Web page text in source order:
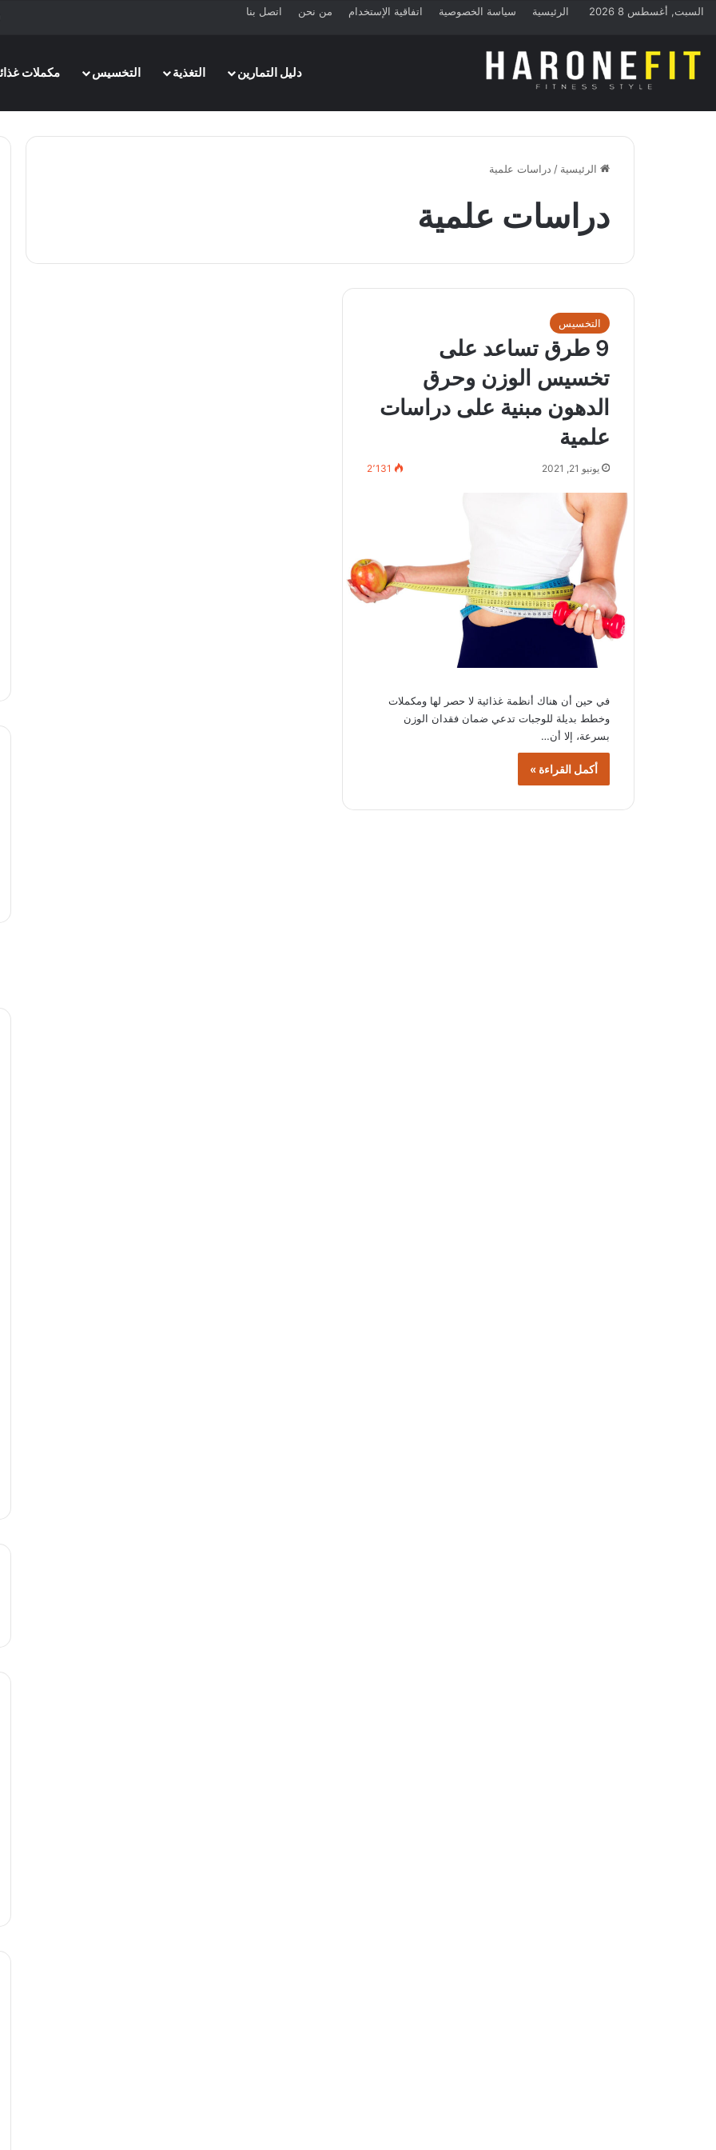
السبت, أغسطس 8 2026 الرئيسية سياسة الخصوصية اتفاقية الإستخدام من نحن اتصل بنا
دليل التمارين
التغذية التخسيس مكملات
الرئيسية / دراسات علمية
دراسات علمية
التخسيس
9 طرق تساعد على
تخسيس الوزن وحرق
الدهون مبنية على دراسات
علمية
يونيو 21, 2021 2٬131
في حين أن هناك أنظمة غذائية لا حصر لها ومكملات
وخطط بديلة للوجبات تدعي ضمان فقدان الوزن
بسرعة، إلا أن…
أكمل القراءة »